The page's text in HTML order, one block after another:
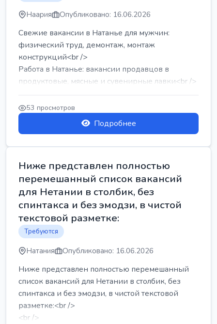
Наария Опубликовано: 16.06.2026
Свежие вакансии в Натанье для мужчин:
физический труд, демонтаж, монтаж
конструкций<br />
Работа в Натанье: вакансии продавцов в
продуктовые, мясные и сувенирные лавки<br />
Разнорабочий на сборку м...
53 просмотров
Подробнее
Ниже представлен полностью
перемешанный список вакансий
для Нетании в столбик, без
спинтакса и без эмодзи, в чистой
текстовой разметке:
Требуются
Натания Опубликовано: 16.06.2026
Ниже представлен полностью перемешанный
список вакансий для Нетании в столбик, без
спинтакса и без эмодзи, в чистой текстовой
разметке:<br />
<br />